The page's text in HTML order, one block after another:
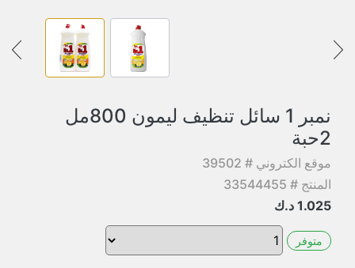
نمبر 1 سائل تنظيف ليمون 800مل
2حبة
موقع الكتروني # 39502
المنتج # 33544455
1.025 د.ك
متوفر